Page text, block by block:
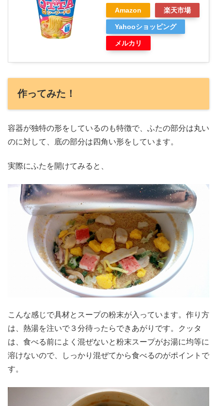
Amazon 楽天市場
Yahooショッピング
メルカリ
作ってみた！
容器が独特の形をしているのも特徴で、ふたの部分は丸い
のに対して、底の部分は四角い形をしています。
実際にふたを開けてみると、
こんな感じで具材とスープの粉末が入っています。作り方
は、熱湯を注いで３分待ったらできあがりです。クッタ
は、食べる前によく混ぜないと粉末スープがお湯に均等に
溶けないので、しっかり混ぜてから食べるのがポイントで
す。